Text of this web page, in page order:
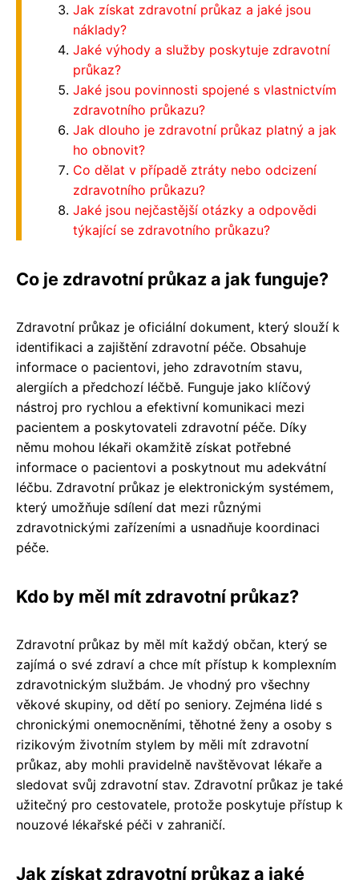
Jak získat zdravotní průkaz a jaké jsou
náklady?
Jaké výhody a služby poskytuje zdravotní
průkaz?
Jaké jsou povinnosti spojené s vlastnictvím
zdravotního průkazu?
Jak dlouho je zdravotní průkaz platný a jak
ho obnovit?
Co dělat v případě ztráty nebo odcizení
zdravotního průkazu?
Jaké jsou nejčastější otázky a odpovědi
týkající se zdravotního průkazu?
Co je zdravotní průkaz a jak funguje?
Zdravotní průkaz je oficiální dokument, který slouží k
identifikaci a zajištění zdravotní péče. Obsahuje
informace o pacientovi, jeho zdravotním stavu,
alergiích a předchozí léčbě. Funguje jako klíčový
nástroj pro rychlou a efektivní komunikaci mezi
pacientem a poskytovateli zdravotní péče. Díky
němu mohou lékaři okamžitě získat potřebné
informace o pacientovi a poskytnout mu adekvátní
léčbu. Zdravotní průkaz je elektronickým systémem,
který umožňuje sdílení dat mezi různými
zdravotnickými zařízeními a usnadňuje koordinaci
péče.
Kdo by měl mít zdravotní průkaz?
Zdravotní průkaz by měl mít každý občan, který se
zajímá o své zdraví a chce mít přístup k komplexním
zdravotnickým službám. Je vhodný pro všechny
věkové skupiny, od dětí po seniory. Zejména lidé s
chronickými onemocněními, těhotné ženy a osoby s
rizikovým životním stylem by měli mít zdravotní
průkaz, aby mohli pravidelně navštěvovat lékaře a
sledovat svůj zdravotní stav. Zdravotní průkaz je také
užitečný pro cestovatele, protože poskytuje přístup k
nouzové lékařské péči v zahraničí.
Jak získat zdravotní průkaz a jaké